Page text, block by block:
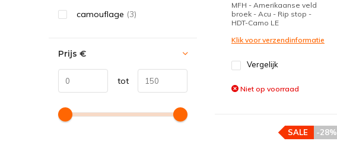
MFH - Amerikaanse veld
broek - Acu - Rip stop -
HDT-Camo LE
Klik voor verzendinformatie
Vergelijk
Niet op voorraad
-28%
SALE
camouflage (3)
Prijs €
tot